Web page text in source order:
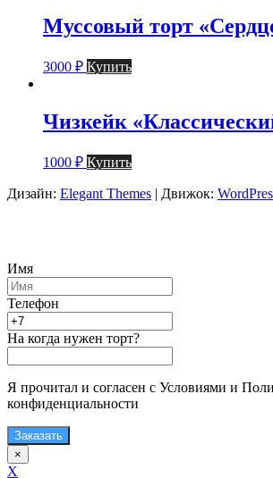
Муссовый торт
3000 ₽ Купить
Чизкейк
1000 ₽ Купить
Дизайн: Elegant Themes | Движок:
Имя
Телефон
На когда нужен торт?
Я прочитал и согласен с Условиями и
конфиденциальности
Заказать
×
X